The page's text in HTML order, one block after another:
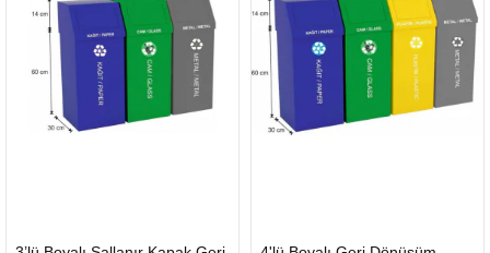
HIZLI
HIZLI